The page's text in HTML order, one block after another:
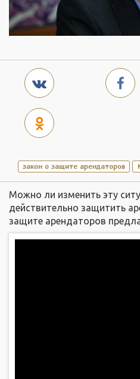
закон о защите арендаторов
Можно ли изменить эту
действительно защитить
защите арендаторов